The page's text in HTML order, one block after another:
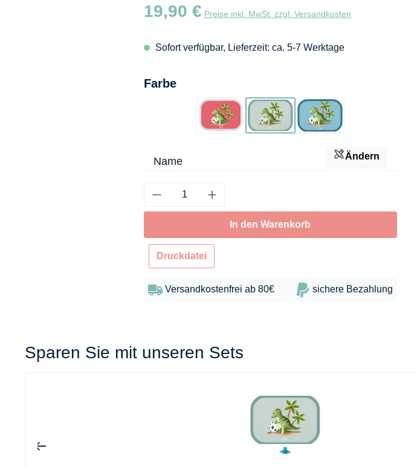
Regulärer Preis:
19,90 € Preise inkl. MwSt. zzgl. Versandkosten
Sofort verfügbar, Lieferzeit: ca. 5-7 Werktage
Farbeauswählen
Flamingo Türkis Blau
Name Ändern
In den Warenkorb
Druckdatei
Versandkostenfrei ab 80€ sichere Bezahlung
Sparen Sie mit unseren Sets